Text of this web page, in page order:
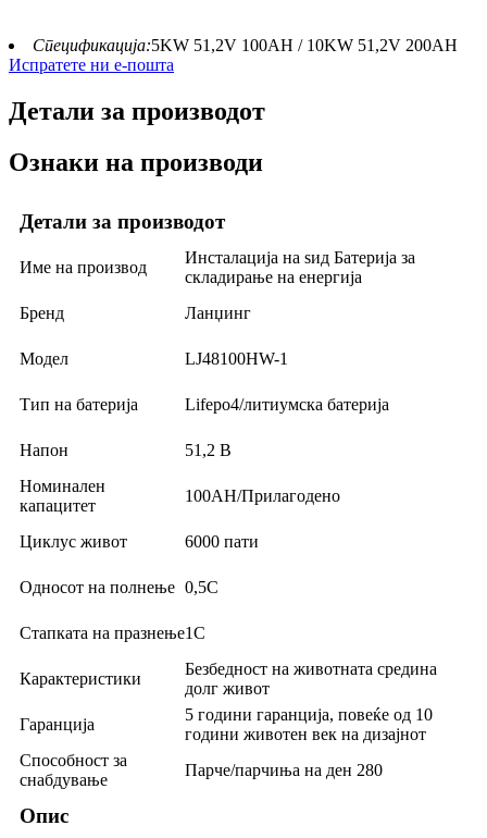
Спецификација:5KW 51,2V 100AH ​​/ 10KW 51,2V 200AH
Испратете ни е-пошта
Детали за производот
Ознаки на производи
Детали за производот
Име на производ
Инсталација на ѕид Батерија за
складирање на енергија
Бренд
Ланџинг
Модел LJ48100HW-1
Тип на батерија Lifepo4/литиумска батерија
Напон
51,2 В
Номинален
капацитет
100AH/Прилагодено
Циклус живот 6000 пати
Односот на полнење 0,5C
Стапката на празнење1C
Карактеристики
Безбедност на животната средина
долг живот
Гаранција
5 години гаранција, повеќе од 10
години животен век на дизајнот
Способност за
снабдување
Парче/парчиња на ден 280
Опис